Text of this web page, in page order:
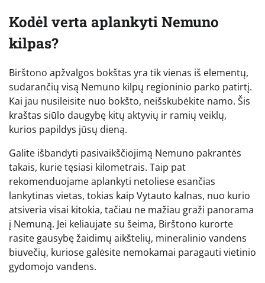
Kodėl verta aplankyti Nemuno
kilpas?
Birštono apžvalgos bokštas yra tik vienas iš elementų,
sudarančių visą Nemuno kilpų regioninio parko patirtį.
Kai jau nusileisite nuo bokšto, neišskubėkite namo. Šis
kraštas siūlo daugybę kitų aktyvių ir ramių veiklų,
kurios papildys jūsų dieną.
Galite išbandyti pasivaikščiojimą Nemuno pakrantės
takais, kurie tęsiasi kilometrais. Taip pat
rekomenduojame aplankyti netoliese esančias
lankytinas vietas, tokias kaip Vytauto kalnas, nuo kurio
atsiveria visai kitokia, tačiau ne mažiau graži panorama
į Nemuną. Jei keliaujate su šeima, Birštono kurorte
rasite gausybę žaidimų aikštelių, mineralinio vandens
biuvečių, kuriose galėsite nemokamai paragauti vietinio
gydomojo vandens.